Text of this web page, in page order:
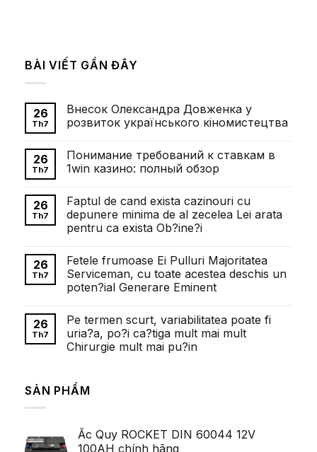
BÀI VIẾT GẦN ĐÂY
26
Th7
Внесок Олександра Довженка у
розвиток українського кіномистецтва
bình
luận
ở
Довженка
у
розвиток
українського
26
Th7
Понимание требований к ставкам в
1win казино: полный обзор
bình
luận
ở
Понимание
ставкам
в
1win
казино:
полный
26
Th7
Faptul de cand exista cazinouri cu
depunere minima de al zecelea Lei arata
pentru ca exista Ob?ine?i
bình
luận
ở
Faptul
exista
cazinouri
cu
depunere
minima
zecelea
Lei
exista
Ob?
ine?
26
Th7
Fetele frumoase Ei Pulluri Majoritatea
Serviceman, cu toate acestea deschis un
poten?ial Generare Eminent
bình
luận
ở
Fetele
Majoritatea
Serviceman,
deschis
poten?
26
Th7
Pe termen scurt, variabilitatea poate fi
uria?a, po?i ca?tiga mult mai mult
Chirurgie mult mai pu?in
bình
luận
ở
scurt,
variabilitatea
poate
SẢN PHẨM
Ắc Quy ROCKET DIN 60044 12V
100AH chính hãng